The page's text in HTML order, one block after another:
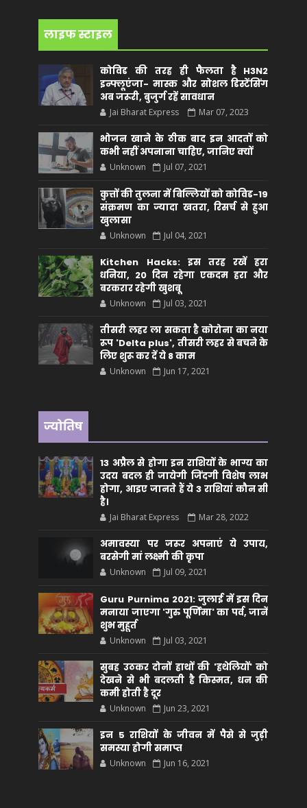
लाइफ स्टाइल
कोविड की तरह ही फैलता है H3N2
इन्फ्लूएंजा- मास्क और सोशल डिस्टेंसिंग
अब जरूरी, बुजुर्ग रहें सावधान
Jai Bharat Express Mar 07, 2023
भोजन खाने के ठीक बाद इन आदतों को
कभी नहीं अपनाना चाहिए, जानिए क्यों
Unknown Jul 07, 2021
कुत्तों की तुलना में बिल्लियों को कोविड-19
संक्रमण का ज्यादा खतरा, रिसर्च से हुआ
खुलासा
Unknown Jul 04, 2021
Kitchen Hacks: इस तरह रखें हरा
धनिया, 20 दिन रहेगा एकदम हरा और
बरकरार रहेगी खुशबू
Unknown Jul 03, 2021
तीसरी लहर ला सकता है कोरोना का नया
रूप 'Delta plus', तीसरी लहर से बचने के
लिए शुरू कर दें ये 8 काम
Unknown Jun 17, 2021
ज्योतिष
13 अप्रैल से होगा इन राशियों के भाग्य का
उदय बदल ही जायेगी जिंदगी विशेष लाभ
होगा, आइए जानते हैं ये 3 राशियां कौन सीं
है।
Jai Bharat Express Mar 28, 2022
अमावस्या पर जरूर अपनाएं ये उपाय,
बरसेगी मां लक्ष्मी की कृपा
Unknown Jul 09, 2021
Guru Purnima 2021: जुलाई में इस दिन
मनाया जाएगा 'गुरु पूर्णिमा' का पर्व, जानें
शुभ मुहूर्त
Unknown Jul 03, 2021
सुबह उठकर दोनों हाथों की 'हथेलियों' को
देखने से भी बदलती है किस्मत, धन की
कमी होती है दूर
Unknown Jun 23, 2021
इन 5 राशियों के जीवन में पैसे से जुड़ी
समस्या होगी समाप्त
Unknown Jun 16, 2021